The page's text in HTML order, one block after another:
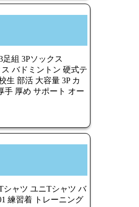
組 3Pソックス
バドミントン 硬式テ
生 部活 大容量 3P カ
手 厚め サポート オー
シャツ ユニTシャツ バ
練習着 トレーニング